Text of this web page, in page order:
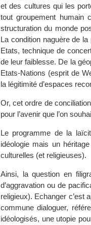
et des cultures qui les
tout groupement humain
structuration du monde
La condition naguère de
Etats, technique de
de leur faiblesse. De la
Etats-Nations (esprit de
la légitimité d’espaces
Or, cet ordre de
pour l’avenir que l’on
Le programme de la
idéologie mais un
culturelles (et religieuses).
Ainsi, la question en
d’aggravation ou de
religieux). Echanger c’est
commune dialoguer,
idéologisés, une utopie